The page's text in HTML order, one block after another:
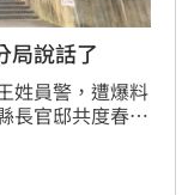
局說話了
姓員警，遭爆料
長官邸共度春